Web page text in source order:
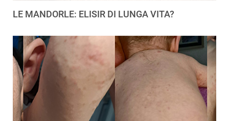
LE MANDORLE: ELISIR DI LUNGA VITA?